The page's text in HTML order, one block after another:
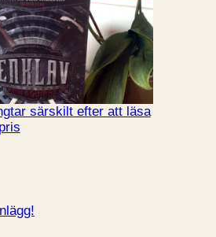
särskilt efter att läsa